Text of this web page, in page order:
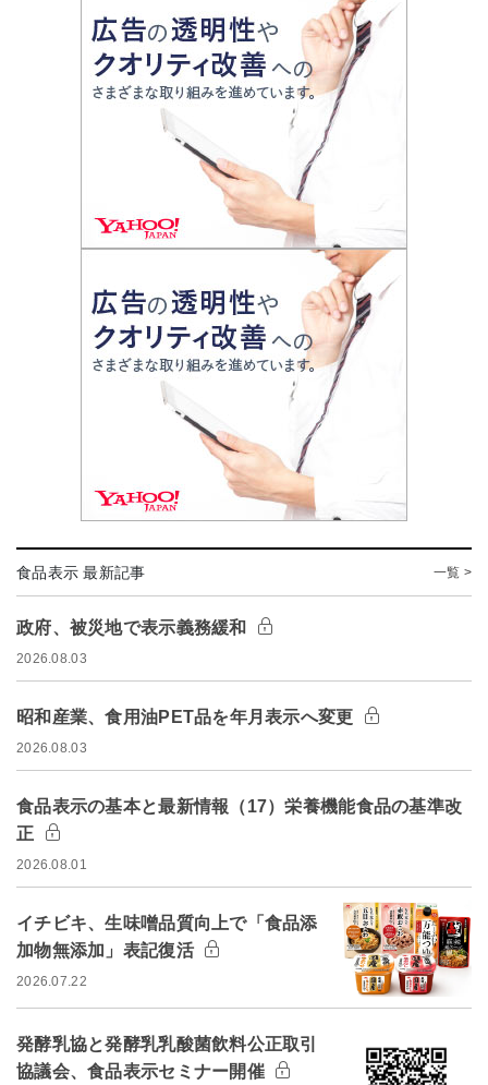
食品表示 最新記事 一覧 >
政府、被災地で表示義務緩和
2026.08.03
昭和産業、食用油PET品を年月表示へ変更
2026.08.03
食品表示の基本と最新情報（17）栄養機能食品の基準改
正
2026.08.01
イチビキ、生味噌品質向上で「食品添
加物無添加」表記復活
2026.07.22
発酵乳協と発酵乳乳酸菌飲料公正取引
協議会、食品表示セミナー開催